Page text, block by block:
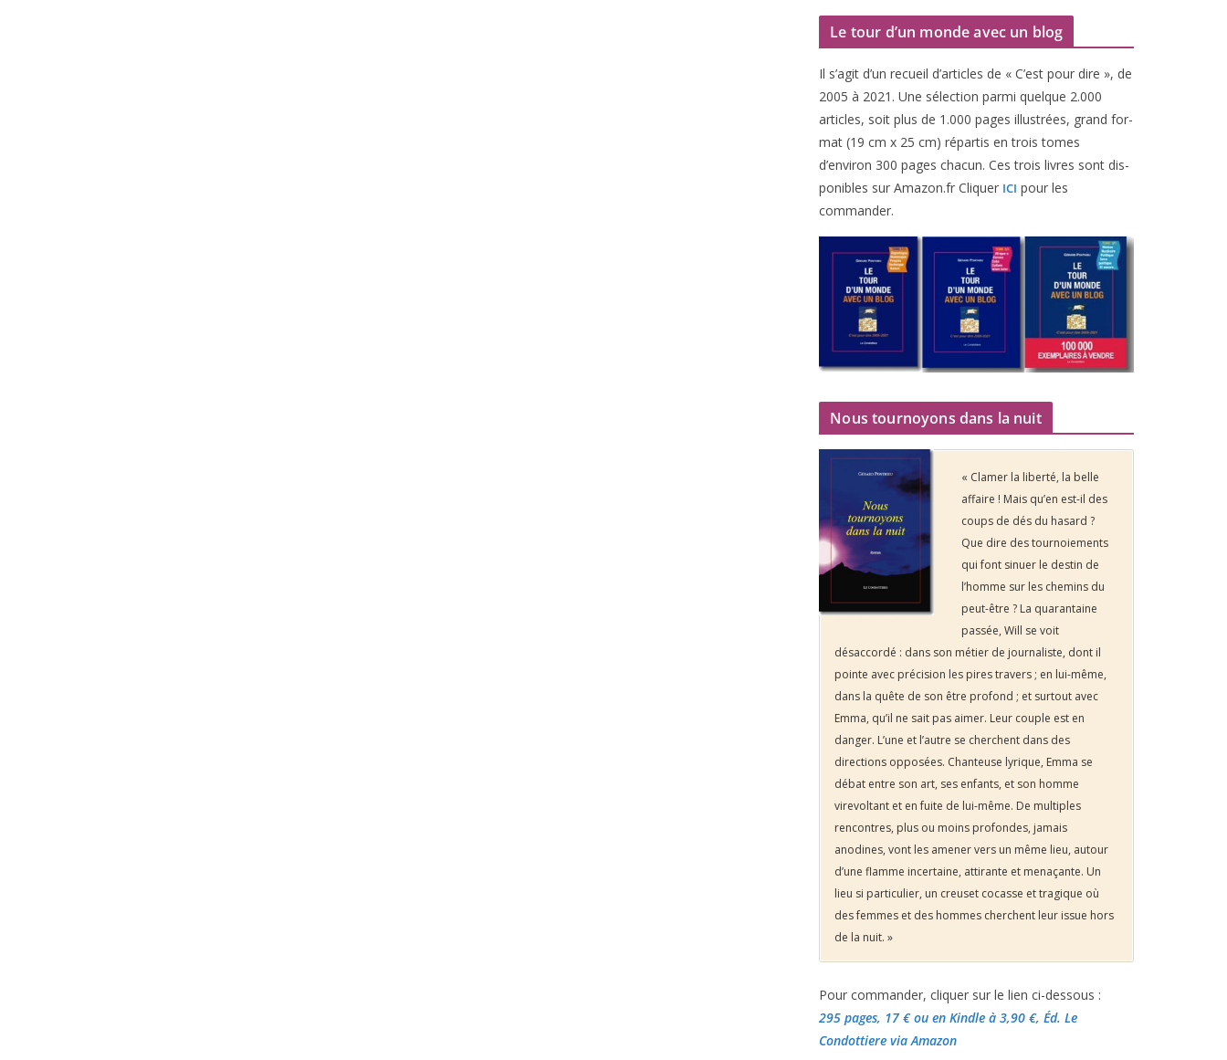
Le tour d’un monde avec un blog
Il s’agit d’un recueil d’ar­ticles de « C’est pour dire », de
2005 à 2021 . Une sélec­tion par­mi quelque 2.000
articles, soit plus de 1 .000 pages illus­trées, grand for­
mat (19 cm x 25 cm) répar­tis en trois tomes
d’environ 300 pages cha­cun. Ces trois livres sont dis­
po­nibles sur Amazon​.fr Cliquer ICI pour les
commander.
Nous tournoyons dans la nuit
« Clamer la liberté, la belle
affaire ! Mais qu’en est-il des
coups de dés du hasard ?
Que dire des tournoiements
qui font sinuer le destin de
l’homme sur les chemins du
peut-être ? La quarantaine
passée, Will se voit
désaccordé : dans son métier de journaliste, dont il
pointe avec précision les pires travers ; en lui-même,
dans la quête de son être profond ; et surtout avec
Emma, qu’il ne sait pas aimer. Leur couple est en
danger. L’une et l’autre se cherchent dans des
directions opposées. Chanteuse lyrique, Emma se
débat entre son art, ses enfants, et son homme
virevoltant et en fuite de lui-même. De multiples
rencontres, plus ou moins profondes, jamais
anodines, vont les amener vers un même lieu, autour
d’une flamme incertaine, attirante et menaçante. Un
lieu si particulier, un creuset cocasse et tragique où
des femmes et des hommes cherchent leur issue hors
de la nuit. »
Pour commander, cliquer sur le lien ci-dessous :
295 pages, 17 €ou en Kindle à 3,90 €, Éd. Le
Condottiere via Amazon